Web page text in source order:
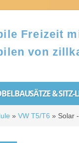
Freizeit
von
& SITZ-
» VW T5/T6 » Solar